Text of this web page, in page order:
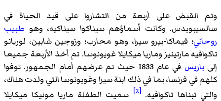
وتم القبض على أربعة من التشاروا على قيد الحياة في
سالسيبويدس. وكانت أسماؤهم سيناكوا سيناكيه، وهو طبيب
روحاني؛ فيماكا-بيرو سيرا، وهو محارب؛ وزوجين شابين، لوريانو
تاكوافيه مارتينيز وماريا ميكايلا غويونوسا. تم أخذ الأربعة جميعا
إلىباريس
في عام 1833 حيث تم عرضهم أمام الجمهور. توفوا
كلهم في فرنسا، بما في ذلك ابنة سيرا وغويونوسا التي ولدت هناك،
والتي تبناها تاكوافيه.[2] سميت الطفلة ماريا مونيكا ميكايلا